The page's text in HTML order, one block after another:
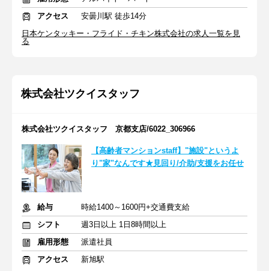
アクセス
安曇川駅 徒歩14分
日本ケンタッキー・フライド・チキン株式会社の求人一覧を見
る
株式会社ツクイスタッフ
株式会社ツクイスタッフ 京都支店/6022_306966
【高齢者マンションstaff】"施設"というよ
り"家"なんです★見回り/介助/支援をお任せ
給与
時給1400～1600円+交通費支給
シフト
週3日以上 1日8時間以上
雇用形態
派遣社員
アクセス
新旭駅